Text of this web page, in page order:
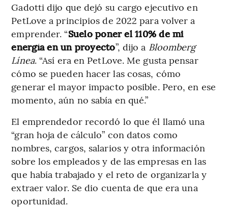
Gadotti dijo que dejó su cargo ejecutivo en
PetLove a principios de 2022 para volver a
emprender. “Suelo poner el 110% de mi
energía en un proyecto”, dijo a Bloomberg
Línea. “Así era en PetLove. Me gusta pensar
cómo se pueden hacer las cosas, cómo
generar el mayor impacto posible. Pero, en ese
momento, aún no sabía en qué.”
El emprendedor recordó lo que él llamó una
“gran hoja de cálculo” con datos como
nombres, cargos, salarios y otra información
sobre los empleados y de las empresas en las
que había trabajado y el reto de organizarla y
extraer valor. Se dio cuenta de que era una
oportunidad.